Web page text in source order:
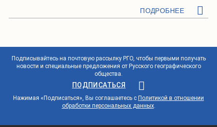
ПОДРОБНЕЕ
Подписывайтесь на почтовую рассылку РГО, чтобы первыми получать
новости и специальные предложения от Русского географического
общества.
ПОДПИСАТЬСЯ
Нажимая «Подписаться», Вы соглашаетесь с Политикой в отношении
обработки персональных данных.